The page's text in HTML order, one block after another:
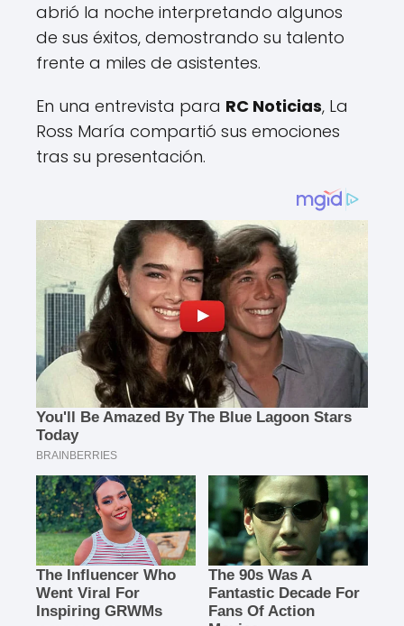
abrió la noche interpretando algunos
de sus éxitos, demostrando su talento
frente a miles de asistentes.
En una entrevista para RC Noticias, La
Ross María compartió sus emociones
tras su presentación.